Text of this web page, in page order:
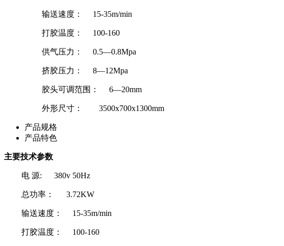
输送速度： 15-35m/min
打胶温度： 100-160
供气压力： 0.5—0.8Mpa
挤胶压力： 8—12Mpa
胶头可调范围： 6—20mm
外形尺寸： 3500x700x1300mm
产品规格
产品特色
主要技术参数
电 源: 380v 50Hz
总功率： 3.72KW
输送速度： 15-35m/min
打胶温度： 100-160